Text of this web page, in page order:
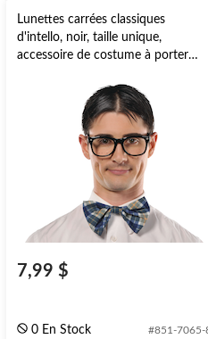
Lunettes carrées classiques
d'intello, noir, taille unique,
accessoire de costume à porter
7,99 $
0 En Stock #851-7065-